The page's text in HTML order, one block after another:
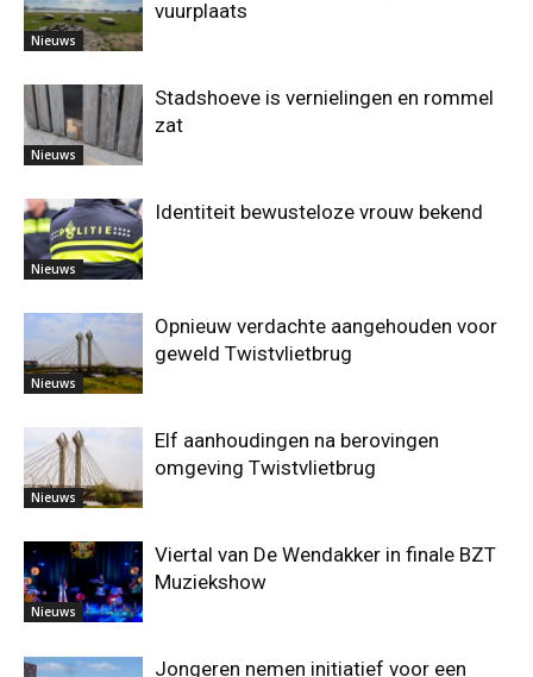
Nieuws
vuurplaats
Nieuws
Stadshoeve is vernielingen en rommel
zat
Nieuws
Identiteit bewusteloze vrouw bekend
Nieuws
Opnieuw verdachte aangehouden voor
geweld Twistvlietbrug
Nieuws
Elf aanhoudingen na berovingen
omgeving Twistvlietbrug
Nieuws
Viertal van De Wendakker in finale BZT
Muziekshow
Jongeren nemen initiatief voor een